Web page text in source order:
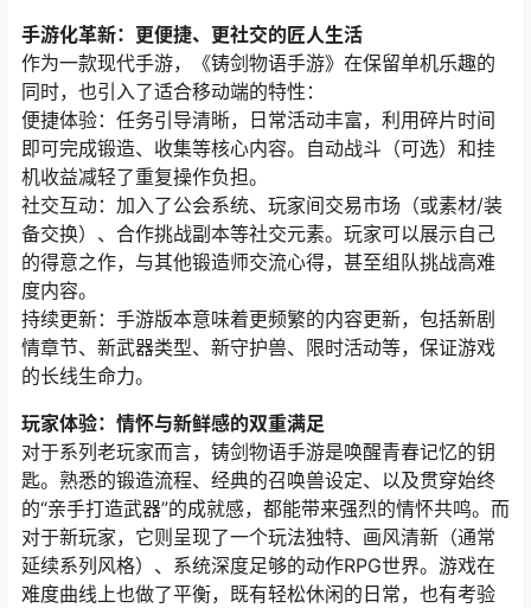
手游化革新：更便捷、更社交的匠人生活
作为一款现代手游，《铸剑物语手游》在保留单机乐趣的
同时，也引入了适合移动端的特性：
便捷体验：任务引导清晰，日常活动丰富，利用碎片时间
即可完成锻造、收集等核心内容。自动战斗（可选）和挂
机收益减轻了重复操作负担。
社交互动：加入了公会系统、玩家间交易市场（或素材/装
备交换）、合作挑战副本等社交元素。玩家可以展示自己
的得意之作，与其他锻造师交流心得，甚至组队挑战高难
度内容。
持续更新：手游版本意味着更频繁的内容更新，包括新剧
情章节、新武器类型、新守护兽、限时活动等，保证游戏
的长线生命力。
玩家体验：情怀与新鲜感的双重满足
对于系列老玩家而言，铸剑物语手游是唤醒青春记忆的钥
匙。熟悉的锻造流程、经典的召唤兽设定、以及贯穿始终
的“亲手打造武器”的成就感，都能带来强烈的情怀共鸣。而
对于新玩家，它则呈现了一个玩法独特、画风清新（通常
延续系列风格）、系统深度足够的动作RPG世界。游戏在
难度曲线上也做了平衡，既有轻松休闲的日常，也有考验